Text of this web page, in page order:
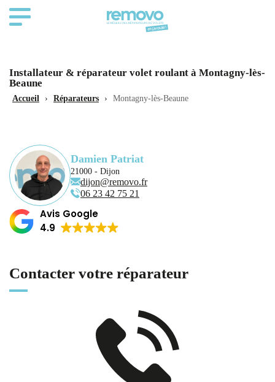
Installateur & réparateur volet roulant à Montagny-lès-
Beaune
Accueil › Réparateurs › Montagny-lès-Beaune
Damien Patriat
21000 - Dijon
dijon@removo.fr
06 23 42 75 21
Avis Google
4.9
Contacter votre réparateur